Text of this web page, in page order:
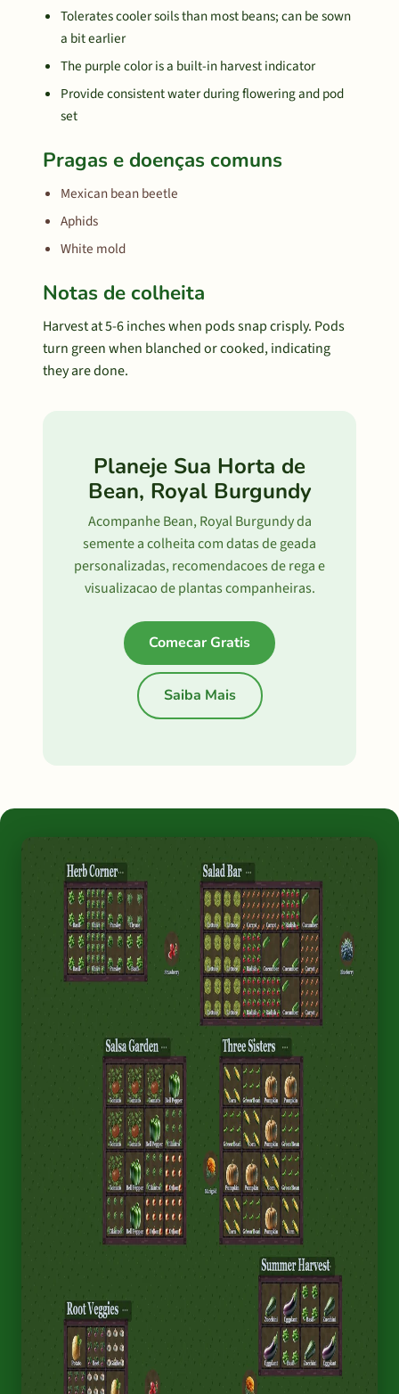
Tolerates cooler soils than most beans; can be sown
a bit earlier
The purple color is a built-in harvest indicator
Provide consistent water during flowering and pod
set
Pragas e doenças comuns
Mexican bean beetle
Aphids
White mold
Notas de colheita
Harvest at 5-6 inches when pods snap crisply. Pods
turn green when blanched or cooked, indicating
they are done.
Planeje Sua Horta de
Bean, Royal Burgundy
Acompanhe Bean, Royal Burgundy da
semente a colheita com datas de geada
personalizadas, recomendacoes de rega e
visualizacao de plantas companheiras.
Comecar Gratis
Saiba Mais